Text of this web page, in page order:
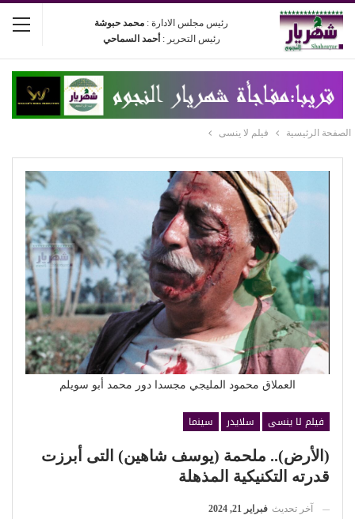
رئيس مجلس الادارة : محمد حبوشة
رئيس التحرير : أحمد السماحي
الصفحة الرئيسية فيلم لا ينسى
العملاق محمود المليجي مجسدا دور محمد أبو سويلم
فيلم لا ينسى سلايدر
سينما
(الأرض).. ملحمة (يوسف شاهين) التى أبرزت
قدرته التكنيكية المذهلة
آخر تحديث فبراير 21, 2024